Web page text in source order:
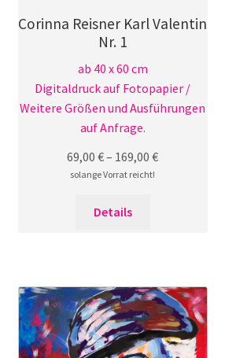
Corinna Reisner Karl Valentin
Nr. 1
ab 40 x 60 cm
Digitaldruck auf Fotopapier /
Weitere Größen und Ausführungen
auf Anfrage.
69,00€– 169,00€
solange Vorrat reicht!
Details
auf.
Die
Optionen